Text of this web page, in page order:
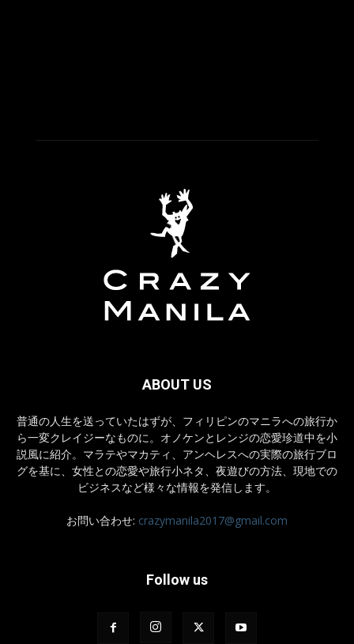
ABOUT US
普通の人生を送っていたはずが、フィリピンのマニラへの旅行か
ら一変クレイジーなものに。オノケンとレンジの恋愛珍道中を小
説風に紹介。マラテやマカティ、アンヘレスへの実際の旅行ブロ
グを基に、女性との恋愛や旅行小ネタ、夜遊びの方法、現地での
ビジネスなど様々な情報を発信します。
お問い合わせ: crazymanila2017@gmail.com
Follow us